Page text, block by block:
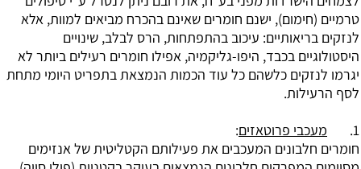
טרמיים (חימום), ישנם חומרים שאינם בהכרח מביאים למוות, אלא
לנזקים בריאותיים: עיכוב בהתפתחות, הרס לבלב, שינויים
היסטולוגיים בכבד, היפו-גליקמיה, אפילו חומרים רעילים ביותר לא
יגרמו לנזקים כלשהם כל עוד הכמות הנמצאת בתפריט היומי מתחת
לסף הרעילות.
1.
מעכבי פרוטאזים:
חומרים חלבונים המעכבים את פעילותם הקטליטית של אנזימים